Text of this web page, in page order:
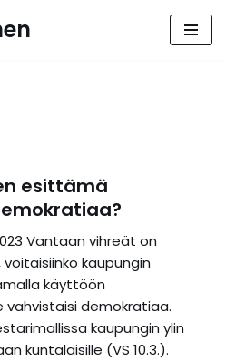
esittämä
Vantaan vihreät on
kaupungin
käyttöön
vahvistaisi demokratiaa.
kaupungin ylin
kuntalaisille (VS 10.3.).